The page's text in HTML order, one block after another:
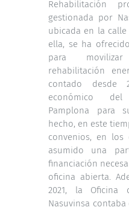
Rehabilitación
gestionada por
ubicada en la calle
ella, se ha
para
rehabilitación
contado desde
económico
Pamplona para
hecho, en este
convenios, en los
asumido una
financiación
oficina abierta.
2021, la Oficina
Nasuvinsa